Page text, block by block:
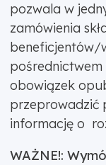
pozwala w
zamówienia
beneficjentów/
obowiązek
przeprowadzić
informację o
WAŻNE!: